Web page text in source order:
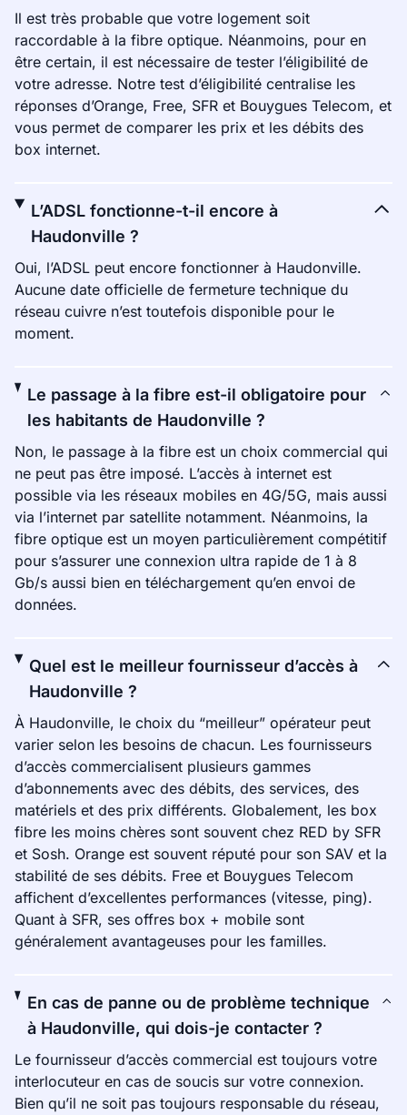
Il est très probable que votre logement soit
raccordable à la fibre optique. Néanmoins, pour en
être certain, il est nécessaire de tester l’éligibilité de
votre adresse. Notre test d’éligibilité centralise les
réponses d’Orange, Free, SFR et Bouygues Telecom, et
vous permet de comparer les prix et les débits des
box internet.
L’ADSL fonctionne-t-il encore à
Haudonville ?
Oui, l’ADSL peut encore fonctionner à Haudonville.
Aucune date officielle de fermeture technique du
réseau cuivre n’est toutefois disponible pour le
moment.
Le passage à la fibre est-il obligatoire pour
les habitants de Haudonville ?
Non, le passage à la fibre est un choix commercial qui
ne peut pas être imposé. L’accès à internet est
possible via les réseaux mobiles en 4G/5G, mais aussi
via l’internet par satellite notamment. Néanmoins, la
fibre optique est un moyen particulièrement compétitif
pour s’assurer une connexion ultra rapide de 1 à 8
Gb/s aussi bien en téléchargement qu’en envoi de
données.
Quel est le meilleur fournisseur d’accès à
Haudonville ?
À Haudonville, le choix du “meilleur” opérateur peut
varier selon les besoins de chacun. Les fournisseurs
d’accès commercialisent plusieurs gammes
d’abonnements avec des débits, des services, des
matériels et des prix différents. Globalement, les box
fibre les moins chères sont souvent chez RED by SFR
et Sosh. Orange est souvent réputé pour son SAV et la
stabilité de ses débits. Free et Bouygues Telecom
affichent d’excellentes performances (vitesse, ping).
Quant à SFR, ses offres box + mobile sont
généralement avantageuses pour les familles.
En cas de panne ou de problème technique
à Haudonville, qui dois-je contacter ?
Le fournisseur d’accès commercial est toujours votre
interlocuteur en cas de soucis sur votre connexion.
Bien qu’il ne soit pas toujours responsable du réseau,